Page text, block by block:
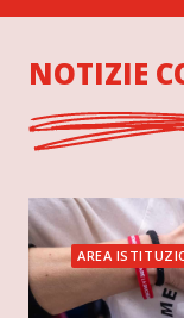
NOTIZIE
AREA